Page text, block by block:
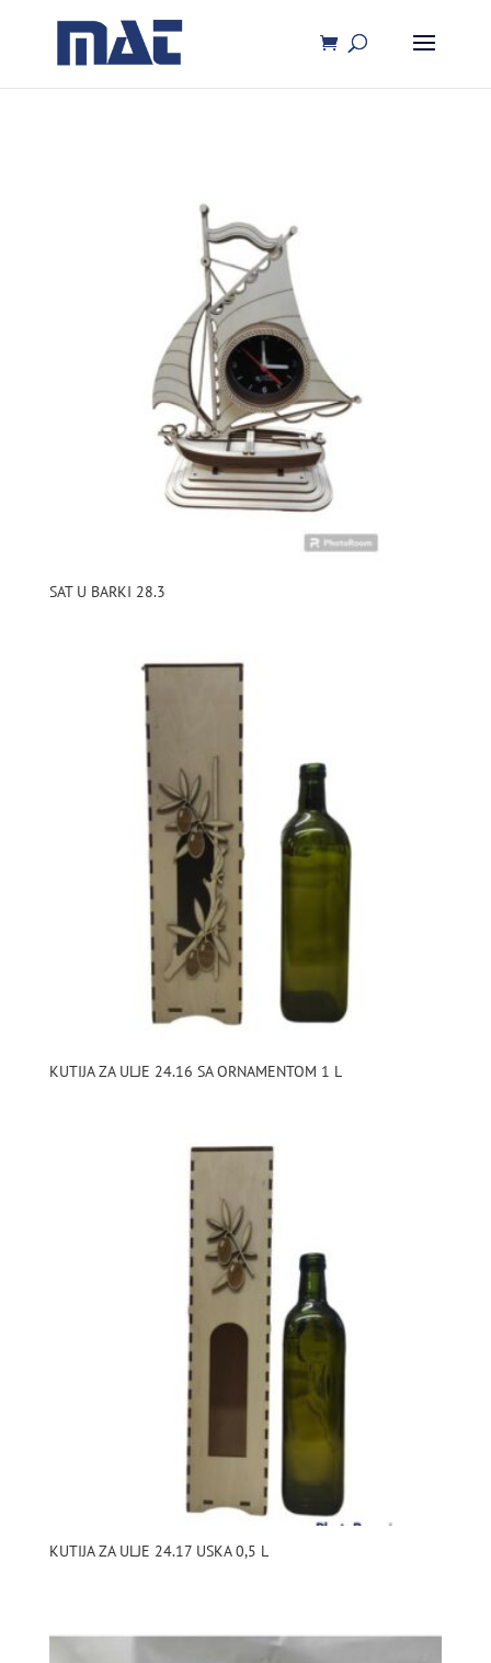
SAT U BARKI 28.3
KUTIJA ZA ULJE 24.16 SA ORNAMENTOM 1 L
KUTIJA ZA ULJE 24.17 USKA 0,5 L